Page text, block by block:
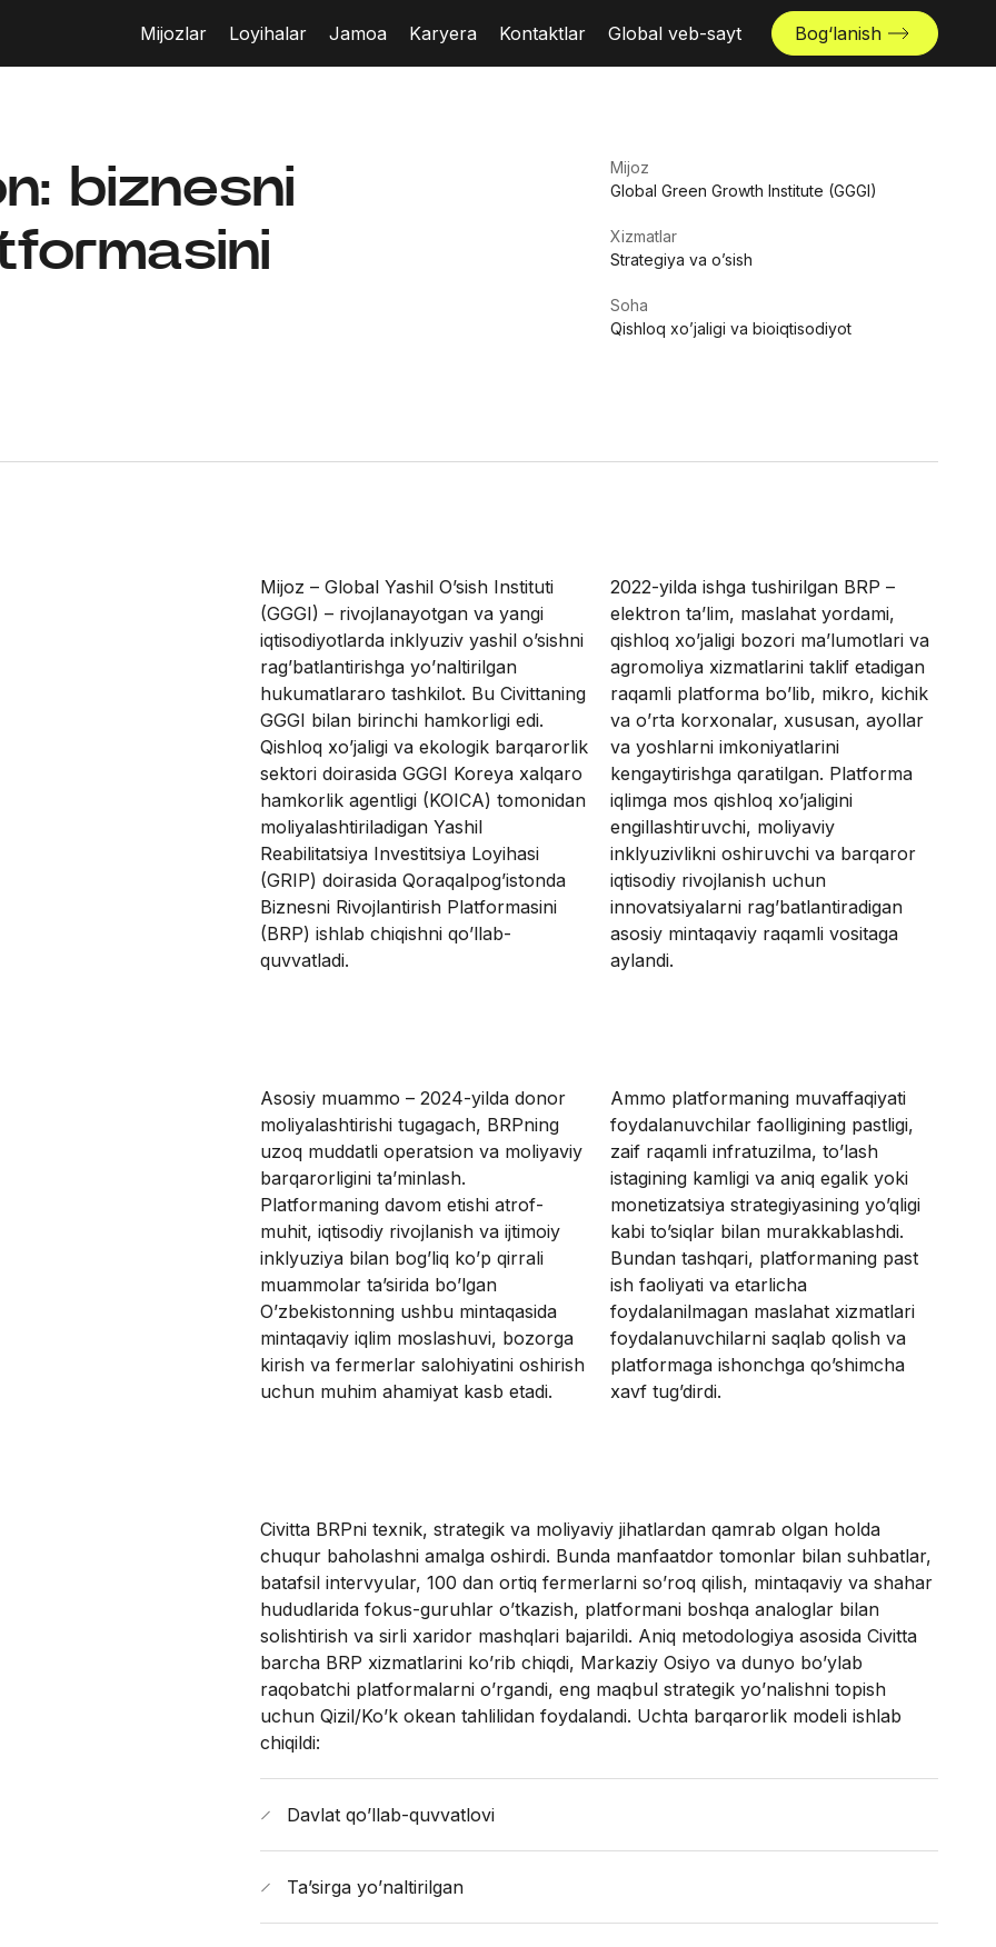
Mijozlar Loyihalar Jamoa Karyera Kontaktlar Global veb-sayt Bog‘lanish
biznesni
Mijoz
Global Green Growth Institute (GGGI)
Xizmatlar
Strategiya va o’sish
Soha
Qishloq xo’jaligi va bioiqtisodiyot
Mijoz – Global Yashil O’sish Instituti
(GGGI) – rivojlanayotgan va yangi
iqtisodiyotlarda inklyuziv yashil o’sishni
rag’batlantirishga yo’naltirilgan
hukumatlararo tashkilot. Bu Civittaning
GGGI bilan birinchi hamkorligi edi.
Qishloq xo’jaligi va ekologik barqarorlik
sektori doirasida GGGI Koreya xalqaro
hamkorlik agentligi (KOICA) tomonidan
moliyalashtiriladigan Yashil
Reabilitatsiya Investitsiya Loyihasi
(GRIP) doirasida Qoraqalpog’istonda
Biznesni Rivojlantirish Platformasini
(BRP) ishlab chiqishni qo’llab-
quvvatladi.
2022-yilda ishga tushirilgan BRP –
elektron ta’lim, maslahat yordami,
qishloq xo’jaligi bozori ma’lumotlari va
agromoliya xizmatlarini taklif etadigan
raqamli platforma bo’lib, mikro, kichik
va o’rta korxonalar, xususan, ayollar
va yoshlarni imkoniyatlarini
kengaytirishga qaratilgan. Platforma
iqlimga mos qishloq xo’jaligini
engillashtiruvchi, moliyaviy
inklyuzivlikni oshiruvchi va barqaror
iqtisodiy rivojlanish uchun
innovatsiyalarni rag’batlantiradigan
asosiy mintaqaviy raqamli vositaga
aylandi.
Asosiy muammo – 2024-yilda donor
moliyalashtirishi tugagach, BRPning
uzoq muddatli operatsion va moliyaviy
barqarorligini ta’minlash.
Platformaning davom etishi atrof-
muhit, iqtisodiy rivojlanish va ijtimoiy
inklyuziya bilan bog’liq ko’p qirrali
muammolar ta’sirida bo’lgan
O’zbekistonning ushbu mintaqasida
mintaqaviy iqlim moslashuvi, bozorga
kirish va fermerlar salohiyatini oshirish
uchun muhim ahamiyat kasb etadi.
Ammo platformaning muvaffaqiyati
foydalanuvchilar faolligining pastligi,
zaif raqamli infratuzilma, to’lash
istagining kamligi va aniq egalik yoki
monetizatsiya strategiyasining yo’qligi
kabi to’siqlar bilan murakkablashdi.
Bundan tashqari, platformaning past
ish faoliyati va etarlicha
foydalanilmagan maslahat xizmatlari
foydalanuvchilarni saqlab qolish va
platformaga ishonchga qo’shimcha
xavf tug’dirdi.
Civitta BRPni texnik, strategik va moliyaviy jihatlardan qamrab olgan holda
chuqur baholashni amalga oshirdi. Bunda manfaatdor tomonlar bilan suhbatlar,
batafsil intervyular, 100 dan ortiq fermerlarni so’roq qilish, mintaqaviy va shahar
hududlarida fokus-guruhlar o’tkazish, platformani boshqa analoglar bilan
solishtirish va sirli xaridor mashqlari bajarildi. Aniq metodologiya asosida Civitta
barcha BRP xizmatlarini ko’rib chiqdi, Markaziy Osiyo va dunyo bo’ylab
raqobatchi platformalarni o’rgandi, eng maqbul strategik yo’nalishni topish
uchun Qizil/Ko’k okean tahlilidan foydalandi. Uchta barqarorlik modeli ishlab
chiqildi:
Davlat qo’llab-quvvatlovi
Ta’sirga yo’naltirilgan